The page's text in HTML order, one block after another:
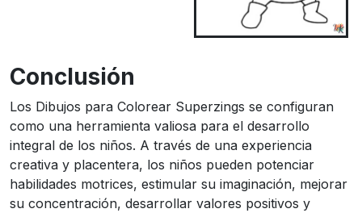
Conclusión
Los Dibujos para Colorear Superzings se configuran
como una herramienta valiosa para el desarrollo
integral de los niños. A través de una experiencia
creativa y placentera, los niños pueden potenciar
habilidades motrices, estimular su imaginación, mejorar
su concentración, desarrollar valores positivos y